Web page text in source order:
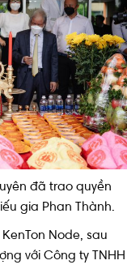
đã trao quyền
gia Phan Thành.
Node, sau
với Công ty TNHH